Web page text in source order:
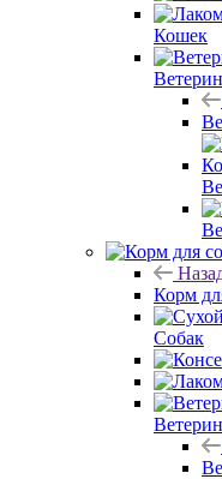
Кошек
Корм
Собак